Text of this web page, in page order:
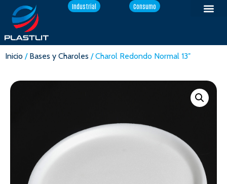
Industrial Consumo
Inicio / Bases y Charoles / Charol Redondo Normal 13″